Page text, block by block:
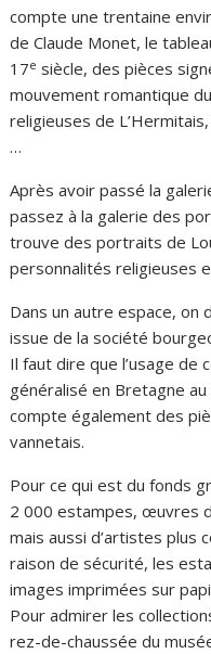
compte une trentaine
de Claude Monet, le
17e siècle, des pièces
mouvement romantique
religieuses de
…
Après avoir passé la
passez à la galerie des
trouve des portraits de
personnalités religieuses
Dans un autre espace, on
issue de la société
Il faut dire que l’usage de
généralisé en Bretagne au
compte également des
vannetais.
Pour ce qui est du fonds
2 000 estampes, œuvres
mais aussi d’artistes plus
raison de sécurité, les
images imprimées sur
Pour admirer les
rez-de-chaussée du